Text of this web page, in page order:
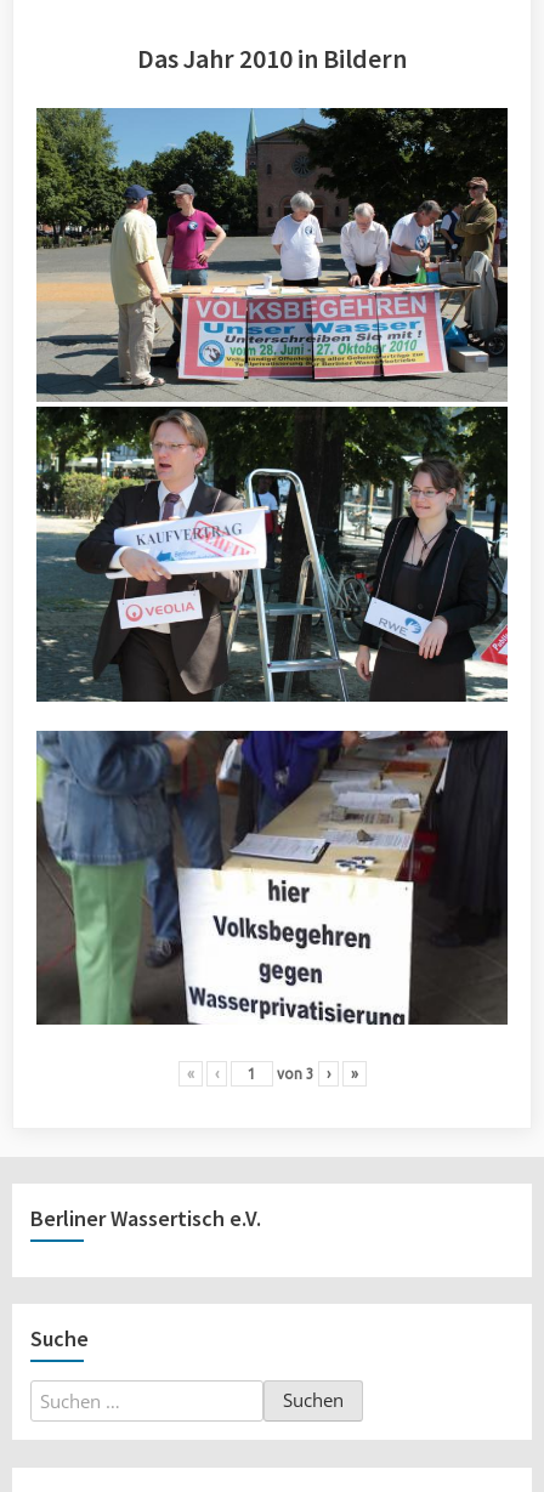
Das Jahr 2010 in Bildern
« ‹ von 3 › »
Berliner Wassertisch e.V.
Suche
Suchen
nach: